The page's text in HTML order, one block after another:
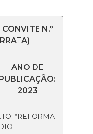
N.º
ANO DE
PUBLICAÇÃO:
2023
“REFORMA